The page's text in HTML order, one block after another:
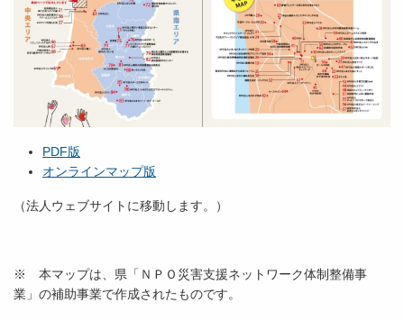
PDF版
オンラインマップ版
（法人ウェブサイトに移動します。）
※ 本マップは、県「ＮＰＯ災害支援ネットワーク体制整備事
業」の補助事業で作成されたものです。